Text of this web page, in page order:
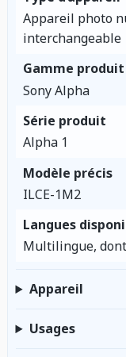
Appareil photo
interchangeable
Gamme produit
Sony Alpha
Série produit
Alpha 1
Modèle précis
ILCE-1M2
Langues
Multilingue,
Appareil
Usages